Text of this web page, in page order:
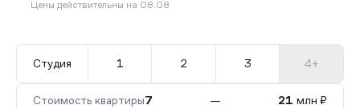
Цены действительны на 08.08
Студия 1 2 3 4+
Стоимость квартиры7 — 21 млн ₽